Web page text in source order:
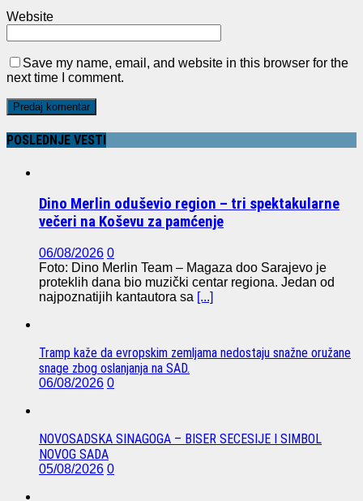
Website
Save my name, email, and website in this browser for the
next time I comment.
POSLEDNJE VESTI
Dino Merlin oduševio region – tri spektakularne
večeri na Koševu za pamćenje
06/08/2026 0
Foto: Dino Merlin Team – Magaza doo Sarajevo je
proteklih dana bio muzički centar regiona. Jedan od
najpoznatijih kantautora sa [...]
Tramp kaže da evropskim zemljama nedostaju snažne oružane
snage zbog oslanjanja na SAD.
06/08/2026 0
NOVOSADSKA SINAGOGA – BISER SECESIJE I SIMBOL
NOVOG SADA
05/08/2026 0